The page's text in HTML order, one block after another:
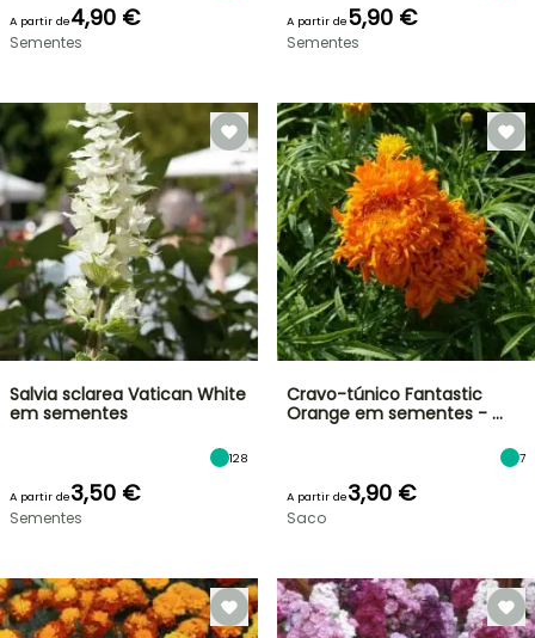
A partir de4,90 €
Sementes
A partir de5,90 €
Sementes
Salvia sclarea Vatican White
em sementes
128
A partir de3,50 €
Sementes
Cravo-túnico Fantastic
Orange em sementes - …
7
A partir de3,90 €
Saco